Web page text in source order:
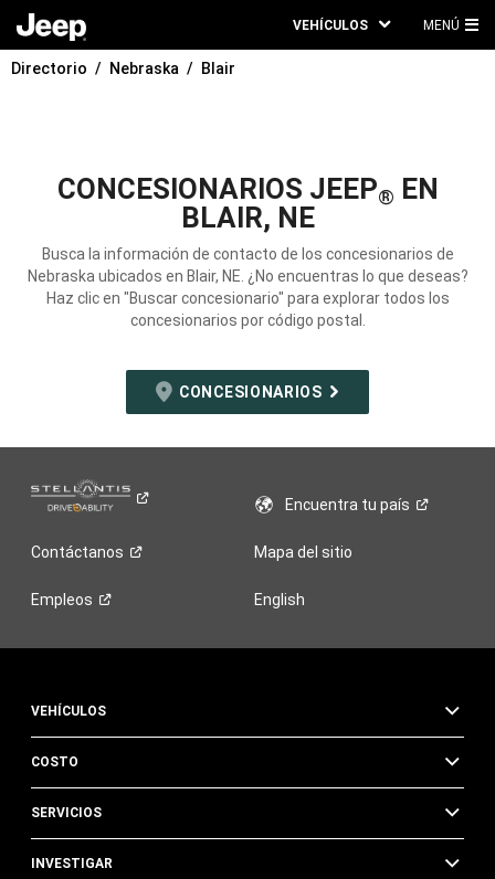
VEHÍCULOS MENÚ
Directorio Nebraska Blair
CONCESIONARIOS JEEP® EN
BLAIR, NE
Busca la información de contacto de los concesionarios de
Nebraska ubicados en Blair, NE. ¿No encuentras lo que deseas?
Haz clic en "Buscar concesionario" para explorar todos los
concesionarios por código postal.
CONCESIONARIOS
Encuentra tupaís
Contáctanos Mapa del sitio
Empleos English
VEHÍCULOS
COSTO
SERVICIOS
INVESTIGAR